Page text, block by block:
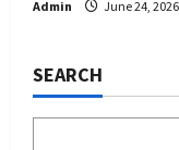
Admin June 24, 2026
SEARCH